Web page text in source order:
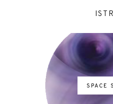
SPACE